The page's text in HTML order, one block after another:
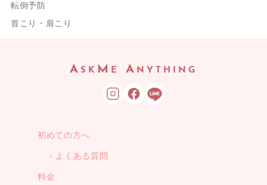
転倒予防
首こり・肩こり
A SK M E A NYTHING
初めての方へ
よくある質問
料金